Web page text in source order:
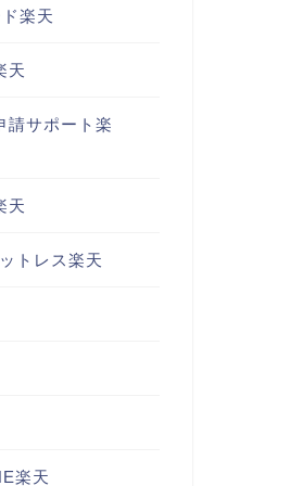
楽天
天
請サポート楽
天
トレス楽天
楽天